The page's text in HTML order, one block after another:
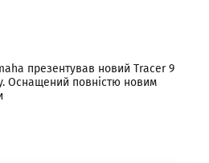
презентував новий Tracer 9
Оснащений повністю новим